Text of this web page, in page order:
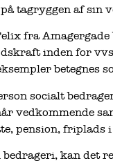
tagryggen af sin
fra
inden for
betegnes
socialt
vedkommende
pension, friplads
kan det